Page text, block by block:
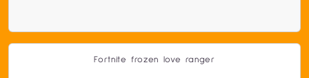
Fortnite frozen love ranger